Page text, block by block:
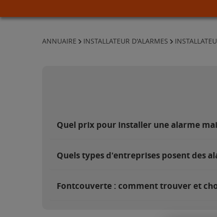
ANNUAIRE INSTALLATEUR D'ALARMES
Quel prix pour installer une alarme
Quels types d'entreprises posent des
Fontcouverte : comment trouver et